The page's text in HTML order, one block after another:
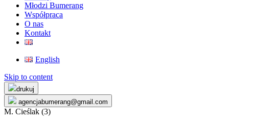
Młodzi Bumerang
Współpraca
O nas
Kontakt
English
Skip to content
drukuj
agencjabumerang@gmail.com
M. Cieślak (3)